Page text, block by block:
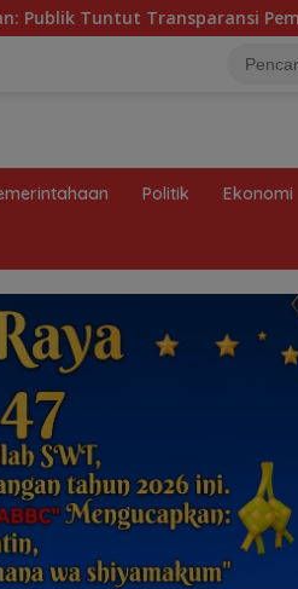
Pemerintah dan Perusahaan
Politik Ekonomi